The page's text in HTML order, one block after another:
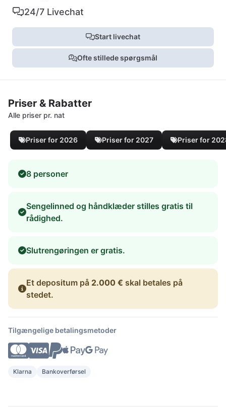
24/7 Livechat
Start livechat
Ofte stillede spørgsmål
Priser & Rabatter
Alle priser pr. nat
Priser for 2026 Priser for 2027 Priser for
8 personer
Sengelinned og håndklæder stilles gratis til
rådighed.
Slutrengøringen er gratis.
Et depositum på 2.000 € skal betales på
stedet.
Tilgængelige betalingsmetoder
Klarna Bankoverførsel